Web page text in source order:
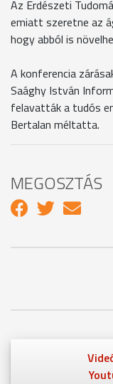
Az Erdészeti
emiatt szeretne az
hogy abból is
A konferencia
Saághy István
felavatták a tudós
Bertalan méltatta.
MEGOSZTÁS